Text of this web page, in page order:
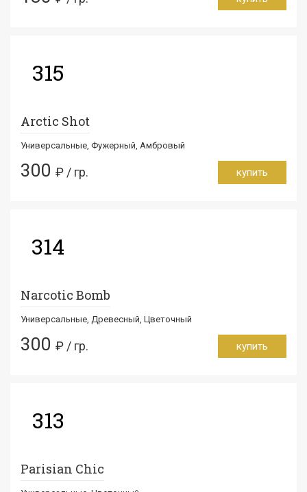
315
Arctic Shot
Универсальные, Фужерный, Амбровый
300 ₽ / гр. купить
314
Narcotic Bomb
Универсальные, Древесный, Цветочный
300 ₽ / гр. купить
313
Parisian Chic